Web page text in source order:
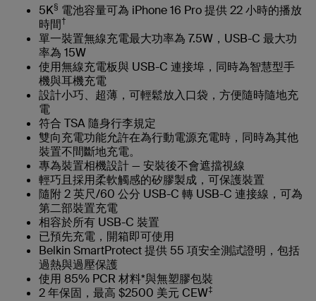
5K§ 電池容量可為 iPhone 16 Pro 提供 22 小時的播放
時間†
單一裝置無線充電最大功率為 7.5W，USB-C 最大功
率為 15W
使用無線充電板與 USB-C 連接埠，同時為智慧型手
機與耳機充電
設計小巧、超薄，可輕鬆放入口袋，方便隨時隨地充
電
符合 TSA 隨身行李規定
雙向充電功能允許在為行動電源充電時，同時為其他
裝置不間斷地充電。
專為裝置相機設計 — 安裝後不會遮擋視線
輕巧且採用柔軟觸感的矽膠製成，可保護裝置
隨附 2 英尺/60 公分 USB-C 轉 USB-C 連接線，可為
第二部裝置充電
相容於所有 USB-C 裝置
已預先充電，開箱即可使用
Belkin SmartProtect 提供 55 項安全測試證明，包括
過熱與過壓保護
使用 85% PCR 材料*與無塑膠包裝
2 年保固，最高 $2500 美元 CEW‡